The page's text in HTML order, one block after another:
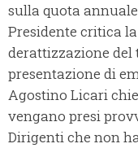
sulla quota
Presidente critica
derattizzazione
presentazione di
Agostino Licari
vengano presi
Dirigenti che non